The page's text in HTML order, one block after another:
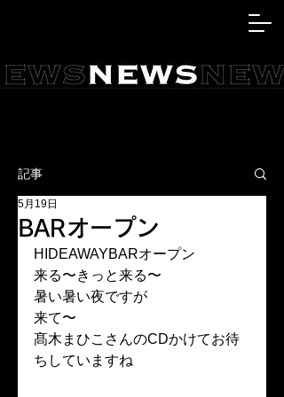
記事
BARオープン
5月19日
HIDEAWAYBARオープン
来る〜きっと来る〜
暑い暑い夜ですが
来て〜
髙木まひこさんのCDかけてお待
ちしていますね